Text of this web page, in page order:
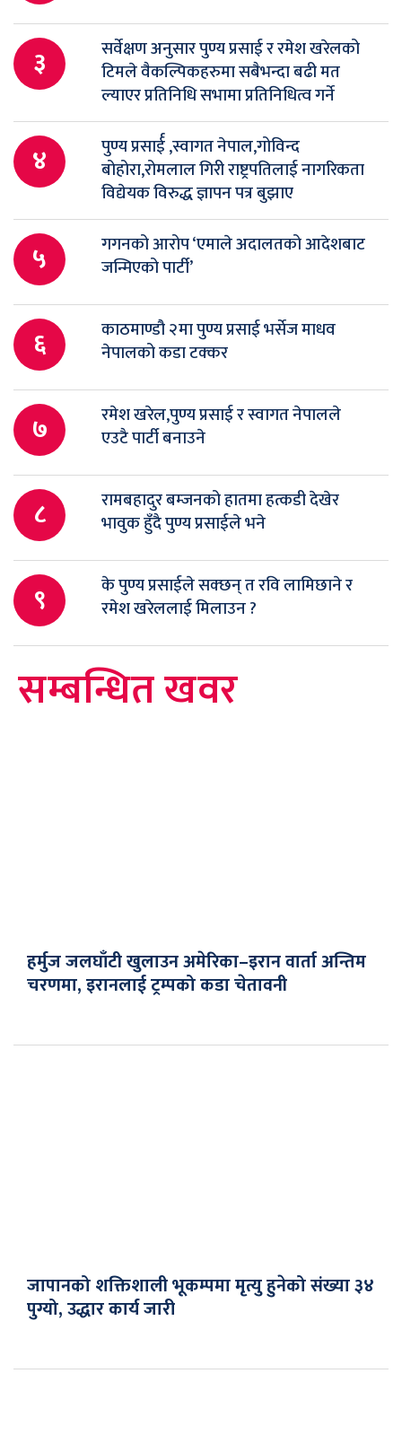
३
सर्वेक्षण अनुसार पुण्य प्रसाई र रमेश खरेलको
टिमले वैकल्पिकहरुमा सबैभन्दा बढी मत
ल्याएर प्रतिनिधि सभामा प्रतिनिधित्व गर्ने
४
पुण्य प्रसार्ई ,स्वागत नेपाल,गोविन्द
बोहोरा,रोमलाल गिरी राष्ट्रपतिलाई नागरिकता
विद्येयक विरुद्ध ज्ञापन पत्र बुझाए
५
गगनको आरोप ‘एमाले अदालतको आदेशबाट
जन्मिएको पार्टी’
६
काठमाण्डौ २मा पुण्य प्रसाई भर्सेज माधव
नेपालको कडा टक्कर
७
रमेश खरेल,पुण्य प्रसाई र स्वागत नेपालले
एउटै पार्टी बनाउने
८
रामबहादुर बम्जनको हातमा हत्कडी देखेर
भावुक हुँदै पुण्य प्रसाईले भने
९
के पुण्य प्रसाईले सक्छन् त रवि लामिछाने र
रमेश खरेललाई मिलाउन ?
सम्बन्धित खवर
हर्मुज जलघाँटी खुलाउन अमेरिका–इरान वार्ता अन्तिम
चरणमा, इरानलाई ट्रम्पको कडा चेतावनी
जापानको शक्तिशाली भूकम्पमा मृत्यु हुनेको संख्या ३४
पुग्यो, उद्धार कार्य जारी